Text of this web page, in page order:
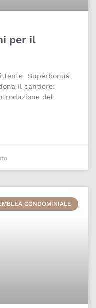
per il
Superbonus
il cantiere:
del
CONDOMINIALE